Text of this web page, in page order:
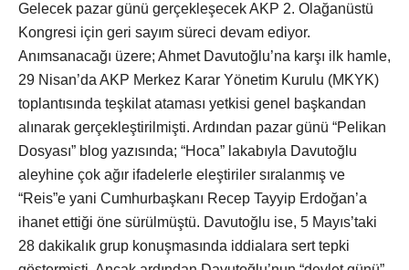
Gelecek pazar günü gerçekleşecek AKP 2. Olağanüstü
Kongresi için geri sayım süreci devam ediyor.
Anımsanacağı üzere; Ahmet Davutoğlu’na karşı ilk hamle,
29 Nisan’da AKP Merkez Karar Yönetim Kurulu (MKYK)
toplantısında teşkilat ataması yetkisi genel başkandan
alınarak gerçekleştirilmişti. Ardından pazar günü “Pelikan
Dosyası” blog yazısında; “Hoca” lakabıyla Davutoğlu
aleyhine çok ağır ifadelerle eleştiriler sıralanmış ve
“Reis”e yani Cumhurbaşkanı Recep Tayyip Erdoğan’a
ihanet ettiği öne sürülmüştü. Davutoğlu ise, 5 Mayıs’taki
28 dakikalık grup konuşmasında iddialara sert tepki